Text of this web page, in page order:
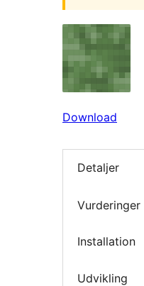
Download
Detaljer
Vurderinger
Installation
Udvikling